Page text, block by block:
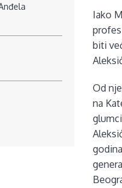
Iako
biti
Od
na